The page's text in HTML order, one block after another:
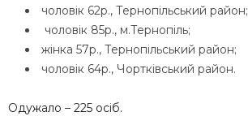
чоловік 62р., Тернопільський район;
чоловік 85р., м.Тернопіль;
жінка 57р., Тернопільський район;
чоловік 64р., Чортківський район.
Одужало – 225 осіб.